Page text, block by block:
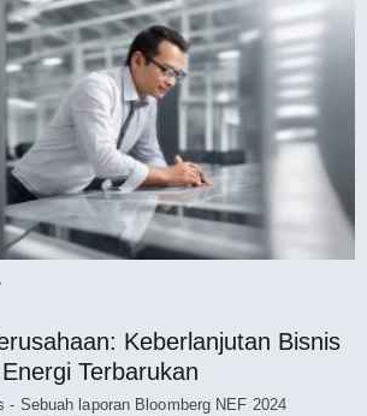
Keberlanjutan Bisnis
Terbarukan
- Sebuah laporan Bloomberg NEF 2024